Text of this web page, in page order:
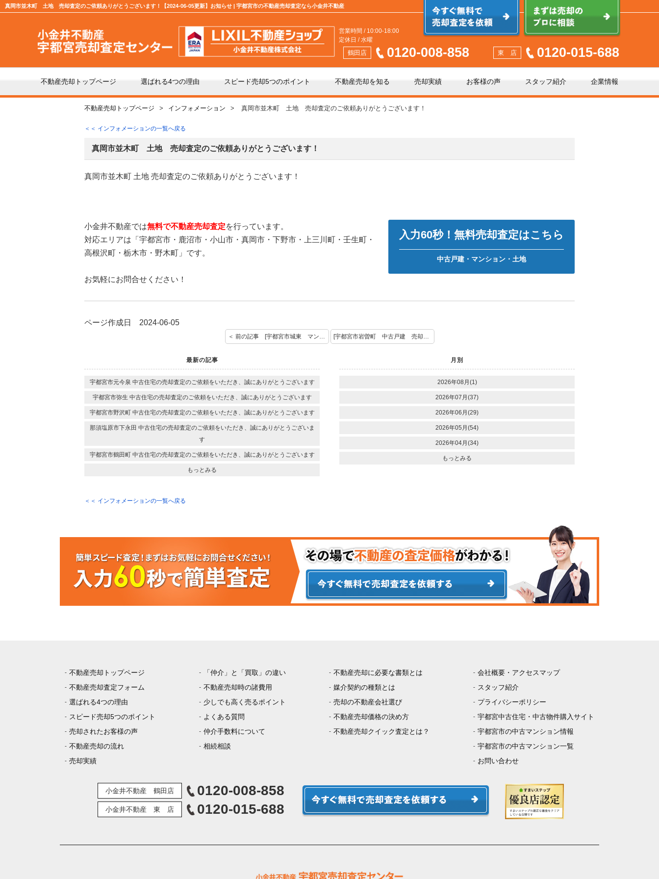
真岡市並木町 土地 売却査定のご依頼ありがとうございます！【2024-06-05更新】お知らせ | 宇都宮市の不動産売却査定なら小金井不動産
営業時間 / 10:00-18:00
定休日 / 水曜
鶴田店 0120-008-858 東 店 0120-015-688
不動産売却トップページ 選ばれる4つの理由 スピード売却5つのポイント 不動産売却を知る
不動産の売却の流れ 「仲介」と「買取」の違い 不動産売却時の諸費用
よくある質問 仲介手数料について
媒介契約の種類とは 売却の不動産会社選び
売却実績 お客様の声 スタッフ紹介 企業情報
不動産売却トップページ インフォメーション 真岡市並木町 土地 売却査定のご依頼ありがとうございます！
＜＜ インフォメーションの一覧へ戻る
真岡市並木町 土地 売却査定のご依頼ありがとうございます！
真岡市並木町 土地 売却査定のご依頼ありがとうございます！
小金井不動産では無料で不動産売却査定を行っています。
対応エリアは「宇都宮市・鹿沼市・小山市・真岡市・下野市・上三川町・壬生町・
高根沢町・栃木市・野木町」です。
お気軽にお問合せください！
入力60秒！無料売却査定はこちら
中古戸建・マンション・土地
ページ作成日 2024-06-05
＜ 前の記事 [宇都宮市城東 マンション 売却査定のご依頼ありがとうございます！] [宇都宮市岩曽町 中古戸建 売却査定のご依頼ありがとうございます！] 次の記事 ＞
最新の記事
宇都宮市元今泉 中古住宅の売却査定のご依頼をいただき、誠にありがとうございます
宇都宮市弥生 中古住宅の売却査定のご依頼をいただき、誠にありがとうございます
宇都宮市野沢町 中古住宅の売却査定のご依頼をいただき、誠にありがとうございます
那須塩原市下永田 中古住宅の売却査定のご依頼をいただき、誠にありがとうございま
す
宇都宮市鶴田町 中古住宅の売却査定のご依頼をいただき、誠にありがとうございます
もっとみる
月別
2026年08月(1)
2026年07月(37)
2026年06月(29)
2026年05月(54)
2026年04月(34)
もっとみる
＜＜ インフォメーションの一覧へ戻る
不動産売却トップページ
不動産売却査定フォーム
選ばれる4つの理由
スピード売却5つのポイント
売却されたお客様の声
不動産売却の流れ
売却実績
「仲介」と「買取」の違い
不動産売却時の諸費用
少しでも高く売るポイント
よくある質問
仲介手数料について
相続相談
不動産売却に必要な書類とは
媒介契約の種類とは
売却の不動産会社選び
不動産売却価格の決め方
不動産売却クイック査定とは？
会社概要・アクセスマップ
スタッフ紹介
プライバシーポリシー
宇都宮中古住宅・中古物件購入サイト
宇都宮市の中古マンション情報
宇都宮市の中古マンション一覧
お問い合わせ
小金井不動産 鶴田店 0120-008-858
小金井不動産 東 店 0120-015-688